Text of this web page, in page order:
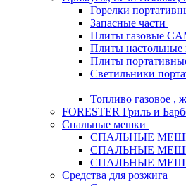
Горелки
Запасные части
Плиты газовые
Плиты настольные
Плиты
Светильники
Топливо газовое ,
FORESTER Гриль и
Спальные мешки
СПАЛЬНЫЕ
СПАЛЬНЫЕ
СПАЛЬНЫЕ
Средства для розжига